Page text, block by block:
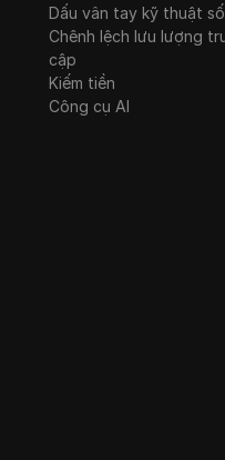
Dấu vân tay kỹ thuật số
Chênh lệch lưu lượng
cập
Kiếm tiền
Công cụ AI